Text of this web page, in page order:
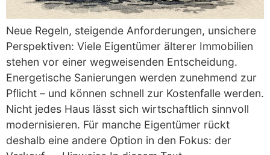
Neue Regeln, steigende Anforderungen, unsichere
Perspektiven: Viele Eigentümer älterer Immobilien
stehen vor einer wegweisenden Entscheidung.
Energetische Sanierungen werden zunehmend zur
Pflicht – und können schnell zur Kostenfalle werden.
Nicht jedes Haus lässt sich wirtschaftlich sinnvoll
modernisieren. Für manche Eigentümer rückt
deshalb eine andere Option in den Fokus: der